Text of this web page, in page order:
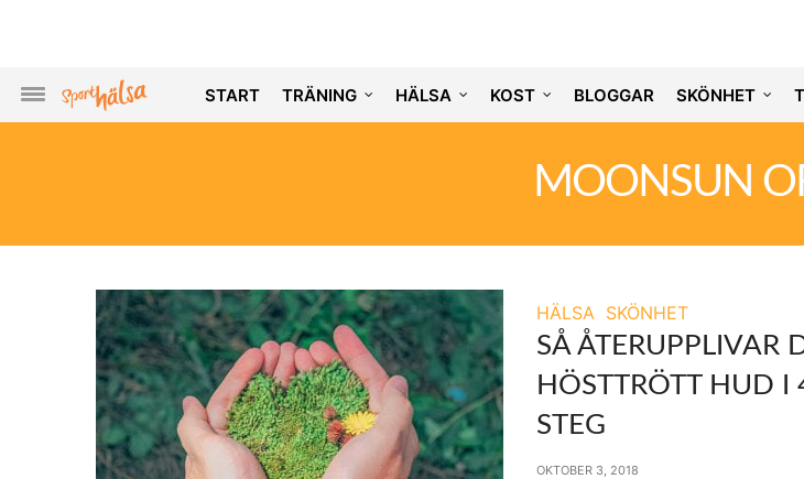
START TRÄNING HÄLSA KOST BLOGGAR SKÖNHET
MOONSUN
HÄLSA SKÖNHET
SÅ ÅTERUPPLIVAR
HÖSTTRÖTT HUD I
STEG
OKTOBER 3, 2018